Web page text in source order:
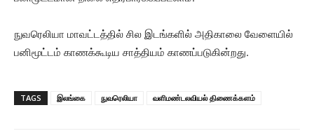
நுவரெலியா மாவட்டத்தில் சில இடங்களில் அதிகாலை வேளையில்
பனிமூட்டம் காணக்கூடிய சாத்தியம் காணப்படுகின்றது.
TAGS இலங்கை நுவரெலியா வளிமண்டலவியல் திணைக்களம்